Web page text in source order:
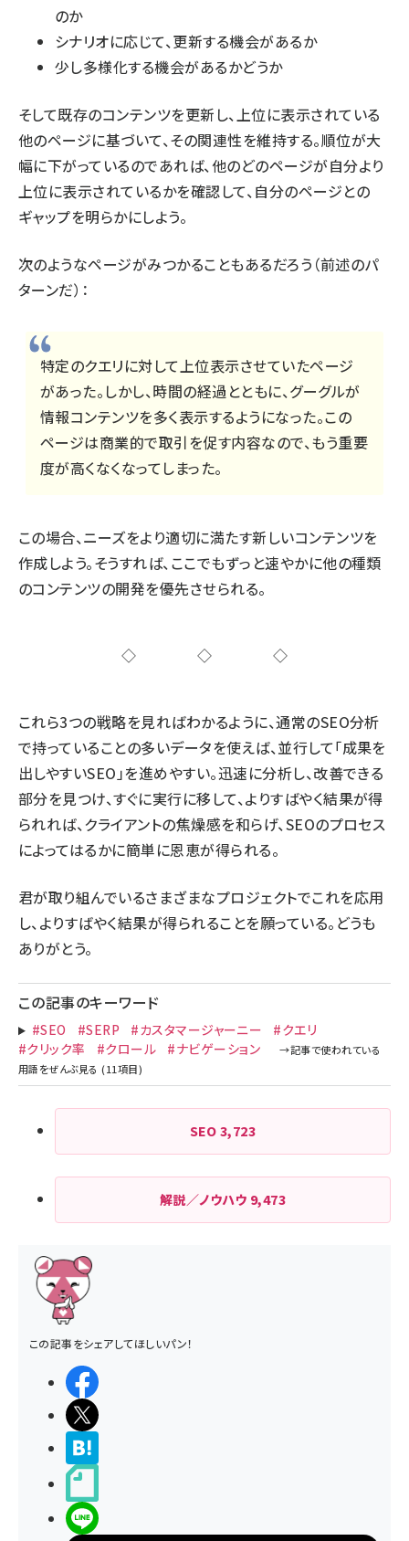
のか
シナリオに応じて、更新する機会があるか
少し多様化する機会があるかどうか
そして既存のコンテンツを更新し、上位に表示されている
他のページに基づいて、その関連性を維持する。順位が大
幅に下がっているのであれば、他のどのページが自分より
上位に表示されているかを確認して、自分のページとの
ギャップを明らかにしよう。
次のようなページがみつかることもあるだろう（前述のパ
ターンだ）：
特定のクエリに対して上位表示させていたページ
があった。しかし、時間の経過とともに、グーグルが
情報コンテンツを多く表示するようになった。この
ページは商業的で取引を促す内容なので、もう重要
度が高くなくなってしまった。
この場合、ニーズをより適切に満たす新しいコンテンツを
作成しよう。そうすれば、ここでもずっと速やかに他の種類
のコンテンツの開発を優先させられる。
◇◇◇
これら3つの戦略を見ればわかるように、通常のSEO分析
で持っていることの多いデータを使えば、並行して「成果を
出しやすいSEO」を進めやすい。迅速に分析し、改善できる
部分を見つけ、すぐに実行に移して、よりすばやく結果が得
られれば、クライアントの焦燥感を和らげ、SEOのプロセス
によってはるかに簡単に恩恵が得られる。
君が取り組んでいるさまざまなプロジェクトでこれを応用
し、よりすばやく結果が得られることを願っている。どうも
ありがとう。
この記事のキーワード
#SEO #SERP #カスタマージャーニー
#クエリ
#クリック率
#クロール #ナビゲーション
SEO 3,723
解説／ノウハウ 9,473
この記事をシェアしてほしいパン！